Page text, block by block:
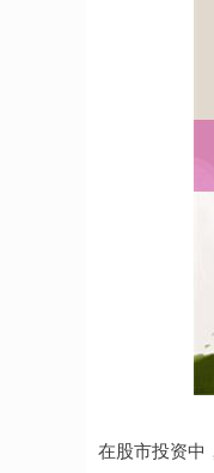
在股市投资中